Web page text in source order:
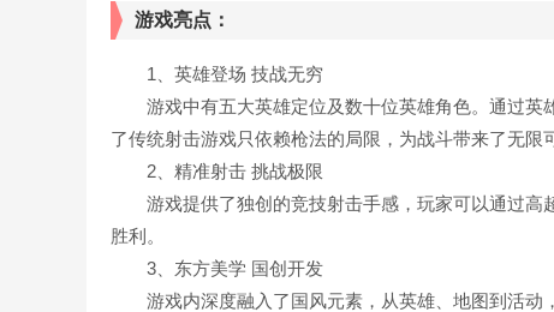
游戏亮点：
1、英雄登场 技战无穷
游戏中有五大英雄定位及数十位英雄角色。通过英
了传统射击游戏只依赖枪法的局限，为战斗带来了无限
2、精准射击 挑战极限
游戏提供了独创的竞技射击手感，玩家可以通过高
胜利。
3、东方美学 国创开发
游戏内深度融入了国风元素，从英雄、地图到活动